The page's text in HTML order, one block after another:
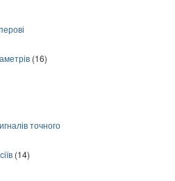
(16)
точного
(14)